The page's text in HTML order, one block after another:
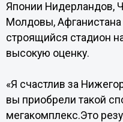
Японии Нидерландов,
Молдовы,
строящийся стадион
высокую оценку.
«Я счастлив за
вы приобрели такой
мегакомплекс.Это